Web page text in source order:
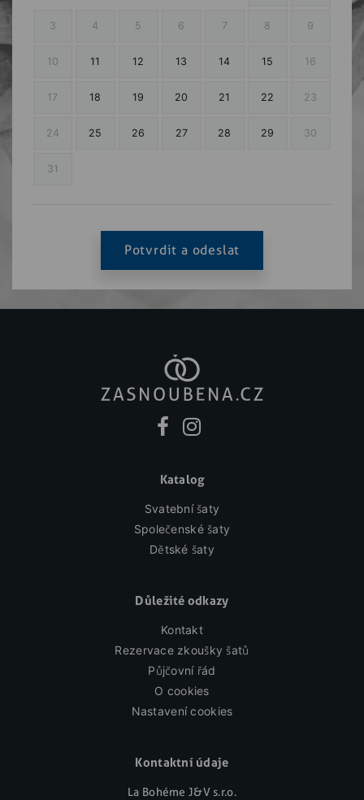
3 4 5 6 7 8 9
10 11 12 13 14 15 16
17 18 19 20 21 22 23
24 25 26 27 28 29 30
31
Potvrdit a odeslat
Katalog
Svatební šaty
Společenské šaty
Dětské šaty
Důležité odkazy
Kontakt
Rezervace zkoušky šatů
Půjčovní řád
O cookies
Nastavení cookies
Kontaktní údaje
La Bohéme J&V s.r.o.